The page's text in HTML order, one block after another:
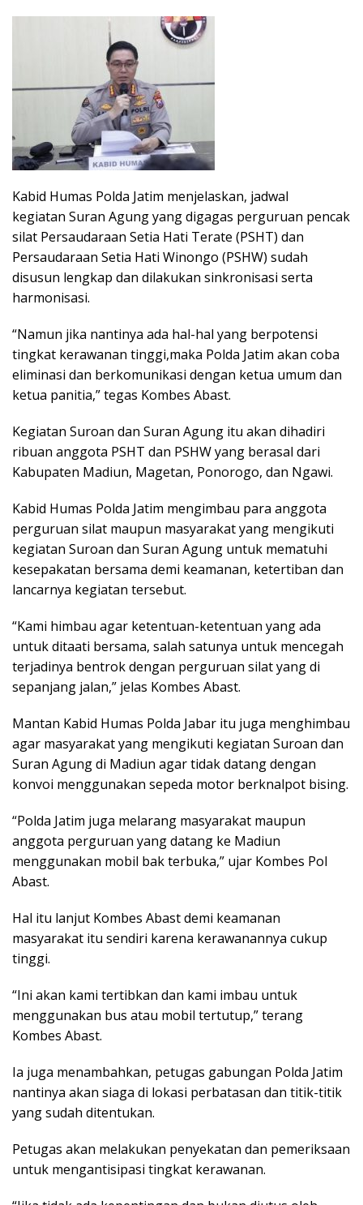
Kabid Humas Polda Jatim menjelaskan, jadwal
kegiatan Suran Agung yang digagas perguruan pencak
silat Persaudaraan Setia Hati Terate (PSHT) dan
Persaudaraan Setia Hati Winongo (PSHW) sudah
disusun lengkap dan dilakukan sinkronisasi serta
harmonisasi.
“Namun jika nantinya ada hal-hal yang berpotensi
tingkat kerawanan tinggi,maka Polda Jatim akan coba
eliminasi dan berkomunikasi dengan ketua umum dan
ketua panitia,” tegas Kombes Abast.
Kegiatan Suroan dan Suran Agung itu akan dihadiri
ribuan anggota PSHT dan PSHW yang berasal dari
Kabupaten Madiun, Magetan, Ponorogo, dan Ngawi.
Kabid Humas Polda Jatim mengimbau para anggota
perguruan silat maupun masyarakat yang mengikuti
kegiatan Suroan dan Suran Agung untuk mematuhi
kesepakatan bersama demi keamanan, ketertiban dan
lancarnya kegiatan tersebut.
“Kami himbau agar ketentuan-ketentuan yang ada
untuk ditaati bersama, salah satunya untuk mencegah
terjadinya bentrok dengan perguruan silat yang di
sepanjang jalan,” jelas Kombes Abast.
Mantan Kabid Humas Polda Jabar itu juga menghimbau
agar masyarakat yang mengikuti kegiatan Suroan dan
Suran Agung di Madiun agar tidak datang dengan
konvoi menggunakan sepeda motor berknalpot bising.
“Polda Jatim juga melarang masyarakat maupun
anggota perguruan yang datang ke Madiun
menggunakan mobil bak terbuka,” ujar Kombes Pol
Abast.
Hal itu lanjut Kombes Abast demi keamanan
masyarakat itu sendiri karena kerawanannya cukup
tinggi.
“Ini akan kami tertibkan dan kami imbau untuk
menggunakan bus atau mobil tertutup,” terang
Kombes Abast.
Ia juga menambahkan, petugas gabungan Polda Jatim
nantinya akan siaga di lokasi perbatasan dan titik-titik
yang sudah ditentukan.
Petugas akan melakukan penyekatan dan pemeriksaan
untuk mengantisipasi tingkat kerawanan.